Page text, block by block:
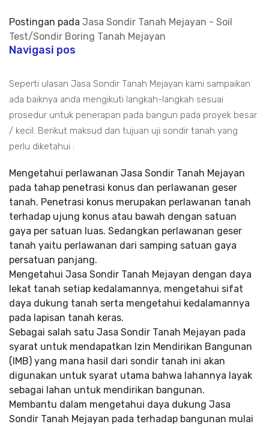
Postingan pada Jasa Sondir Tanah Mejayan - Soil
Test/Sondir Boring Tanah Mejayan
Navigasi pos
Seperti ulasan Jasa Sondir Tanah Mejayan kami sampaikan
ada baiknya anda mengikuti langkah-langkah sesuai
prosedur untuk penerapan pada bangun pada proyek besar
/ kecil. Berikut maksud dan tujuan uji sondir tanah yang
perlu diketahui :
Mengetahui perlawanan Jasa Sondir Tanah Mejayan
pada tahap penetrasi konus dan perlawanan geser
tanah. Penetrasi konus merupakan perlawanan tanah
terhadap ujung konus atau bawah dengan satuan
gaya per satuan luas. Sedangkan perlawanan geser
tanah yaitu perlawanan dari samping satuan gaya
persatuan panjang.
Mengetahui Jasa Sondir Tanah Mejayan dengan daya
lekat tanah setiap kedalamannya, mengetahui sifat
daya dukung tanah serta mengetahui kedalamannya
pada lapisan tanah keras.
Sebagai salah satu Jasa Sondir Tanah Mejayan pada
syarat untuk mendapatkan Izin Mendirikan Bangunan
(IMB) yang mana hasil dari sondir tanah ini akan
digunakan untuk syarat utama bahwa lahannya layak
sebagai lahan untuk mendirikan bangunan.
Membantu dalam mengetahui daya dukung Jasa
Sondir Tanah Mejayan pada terhadap bangunan mulai